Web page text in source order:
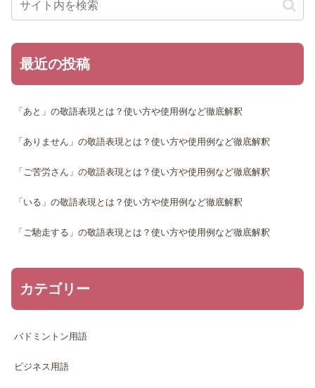
最近の投稿
「あと」の敬語表現とは？使い方や使用例など徹底解釈
「ありません」の敬語表現とは？使い方や使用例など徹底解釈
「ご苦労さん」の敬語表現とは？使い方や使用例など徹底解釈
「いる」の敬語表現とは？使い方や使用例など徹底解釈
「ご馳走する」の敬語表現とは？使い方や使用例など徹底解釈
カテゴリー
バドミントン用語
ビジネス用語